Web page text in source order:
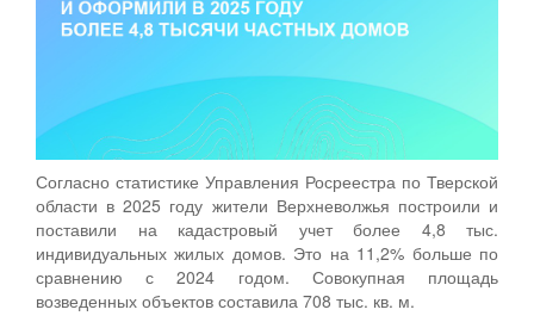
Согласно статистике Управления Росреестра по Тверской
области в 2025 году жители Верхневолжья построили и
поставили на кадастровый учет более 4,8 тыс.
индивидуальных жилых домов. Это на 11,2% больше по
сравнению с 2024 годом. Совокупная площадь
возведенных объектов составила 708 тыс. кв. м.